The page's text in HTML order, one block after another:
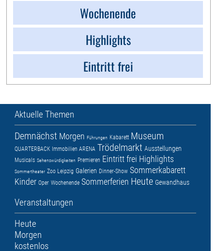
Wochenende
Highlights
Eintritt frei
Aktuelle Themen
Demnächst Morgen Führungen Kabarett Museum
QUARTERBACK Immobilien ARENA Trödelmarkt Ausstellungen
Musicals Sehenswürdigkeiten Premieren Eintritt frei Highlights
Sommertheater Zoo Leipzig Galerien Dinner-Show Sommerkabarett
Kinder Oper Wochenende Sommerferien Heute Gewandhaus
Veranstaltungen
Heute
Morgen
kostenlos